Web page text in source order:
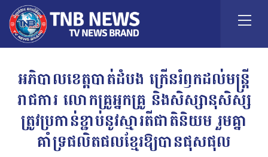
អភិបាលខេត្តបាត់ដំបង ក្រើនរំឭកដល់មន្រ្តី
រាជការ លោកគ្រូអ្នកគ្រូ និងសិស្សានុសិស្ស
ត្រូវប្រកាន់ខ្ជាប់នូវស្មារតីជាតិនិយម រួមគ្នា
គាំទ្រផលិតផលខ្មែរឱ្យបានផុសផុល